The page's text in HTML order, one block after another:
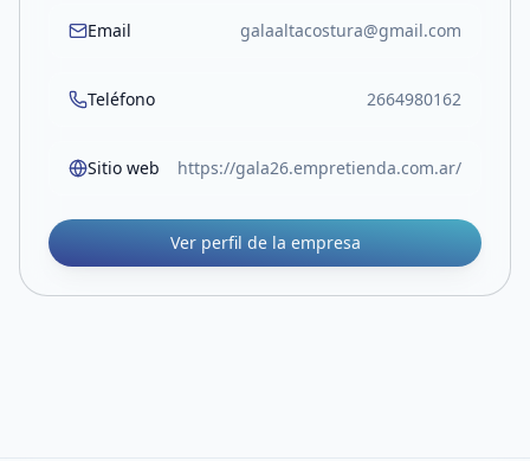
Email galaaltacostura@gmail.com
Teléfono 2664980162
Sitio web https://gala26.empretienda.com.ar/
Ver perfil de la empresa